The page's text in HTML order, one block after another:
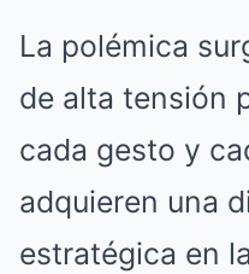
La polémica
de alta tensión
cada gesto y
adquieren una
estratégica en